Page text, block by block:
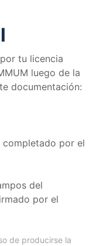
tu licencia
luego de la
documentación:
completado por el
del
por el
de producirse la